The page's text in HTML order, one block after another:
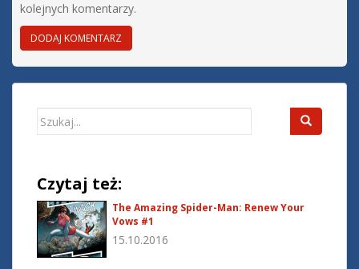
kolejnych komentarzy.
Search
Czytaj też:
The Amazing Spider-Man: Renew Your
Vows #1
15.10.2016